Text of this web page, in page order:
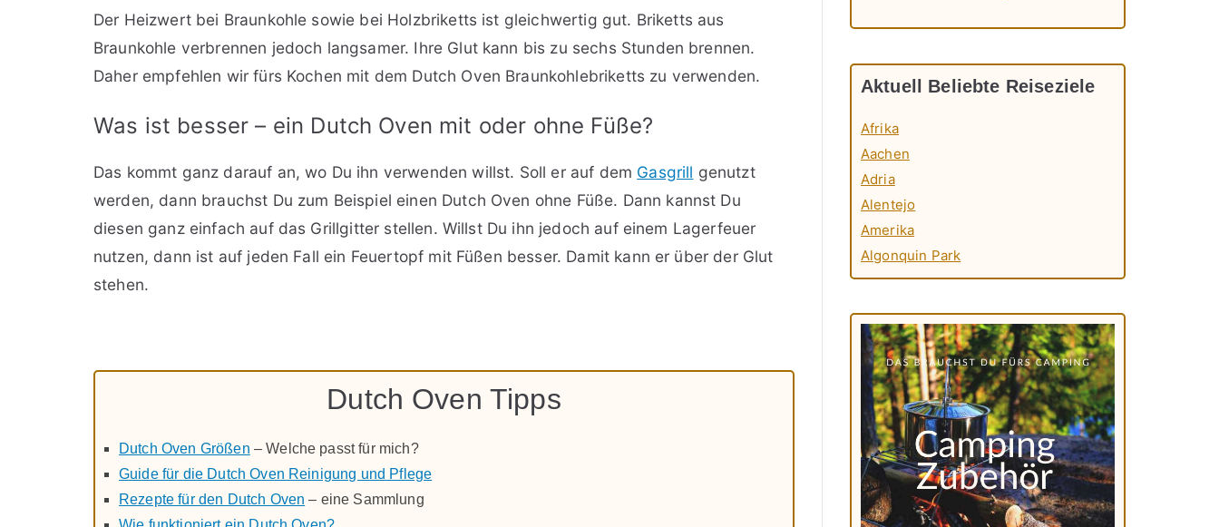
Der Heizwert bei Braunkohle sowie bei Holzbriketts ist gleichwertig gut. Briketts aus
Braunkohle verbrennen jedoch langsamer. Ihre Glut kann bis zu sechs Stunden brennen.
Daher empfehlen wir fürs Kochen mit dem Dutch Oven Braunkohlebriketts zu verwenden.
Was ist besser – ein Dutch Oven mit oder ohne Füße?
Das kommt ganz darauf an, wo Du ihn verwenden willst. Soll er auf dem Gasgrill genutzt
werden, dann brauchst Du zum Beispiel einen Dutch Oven ohne Füße. Dann kannst Du
diesen ganz einfach auf das Grillgitter stellen. Willst Du ihn jedoch auf einem Lagerfeuer
nutzen, dann ist auf jeden Fall ein Feuertopf mit Füßen besser. Damit kann er über der Glut
stehen.
Dutch Oven Tipps
Dutch Oven Größen – Welche passt für mich?
Guide für die Dutch Oven Reinigung und Pflege
Rezepte für den Dutch Oven – eine Sammlung
Aktuell Beliebte Reiseziele
Afrika
Aachen
Adria
Alentejo
Amerika
Algonquin Park